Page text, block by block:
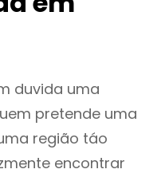
duvida uma
pretende uma
região táo
encontrar